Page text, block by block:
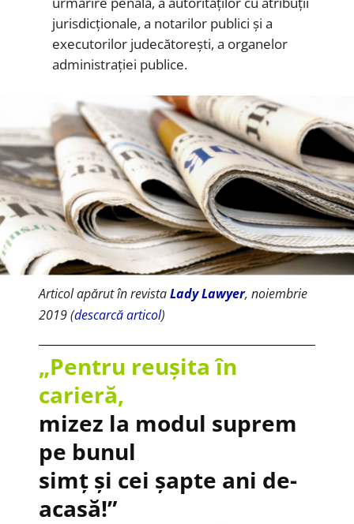
jurisdicționale, a notarilor publici și a
executorilor judecătorești, a organelor
administrației publice.
Articol apărut în revistaLady Lawyer, noiembrie
2019 (descarcă articol)
„Pentru reușita în
carieră,
mizez la modul suprem
pe bunul
simț și cei șapte ani de-
acasă!”